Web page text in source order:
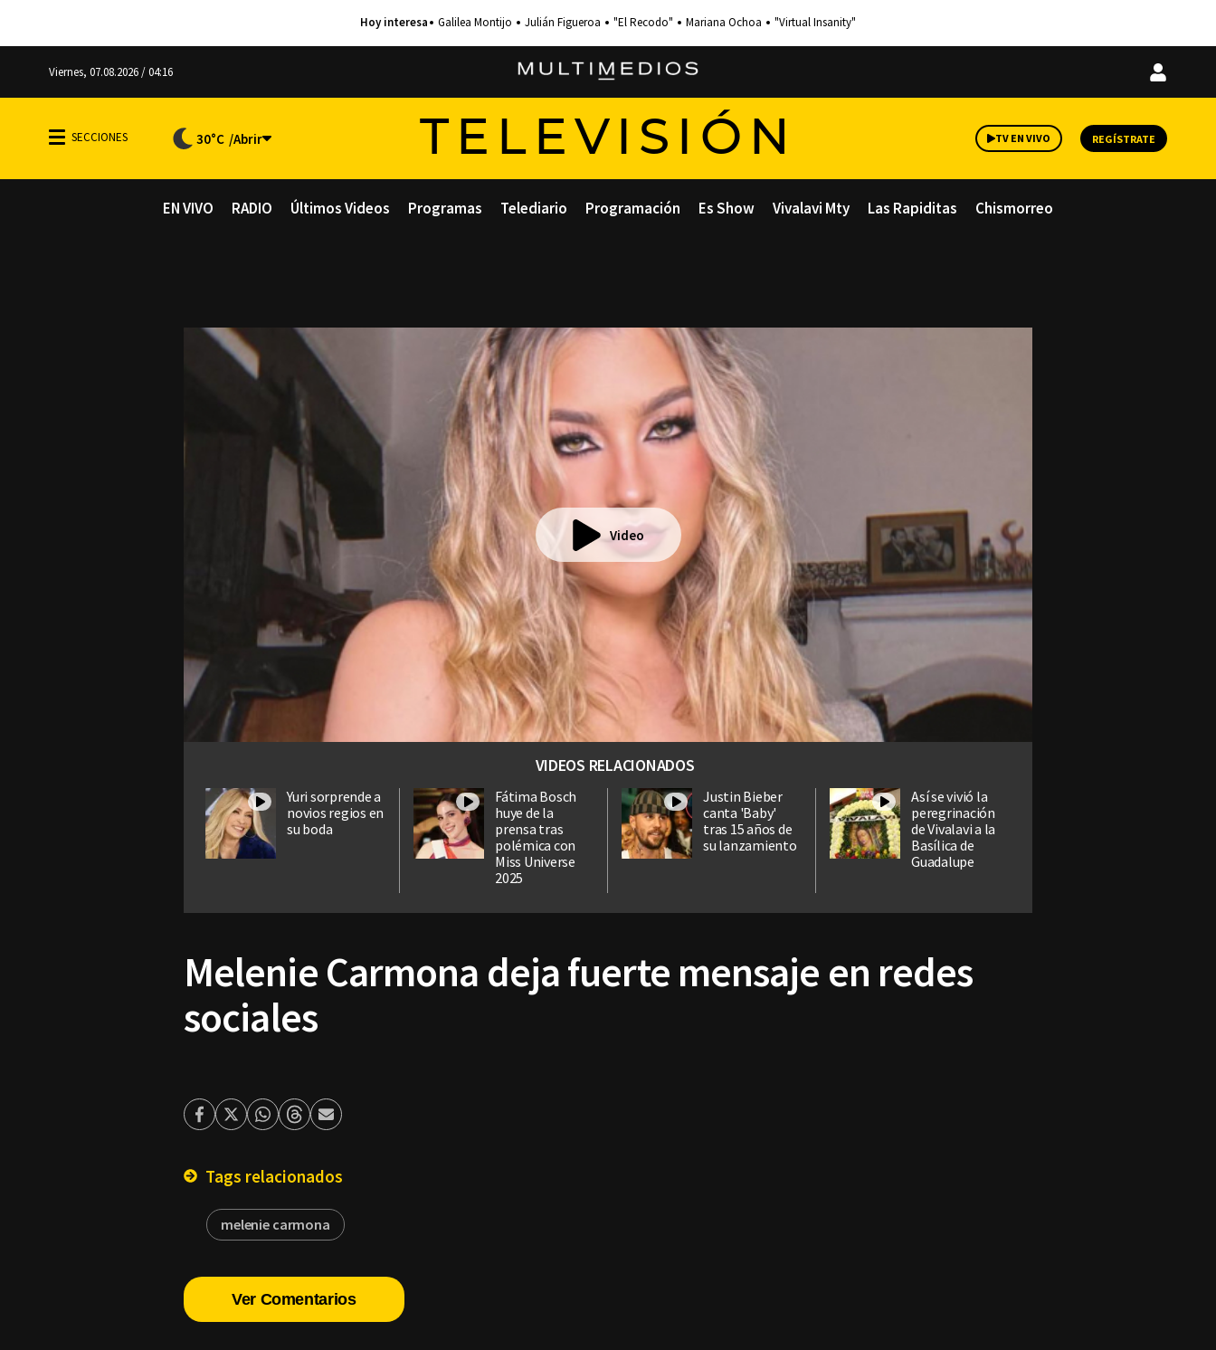
Galilea Montijo Julián Figueroa "El Recodo" Mariana Ochoa "Virtual Insanity"
Viernes, 07.08.2026 / 04:16
Iniciar
30°C TELEVISIÓN TV EN VIVO REGÍSTRATE
EN VIVO RADIO Últimos Videos Programas Telediario Programación Es Show Vivalavi Mty Las Rapiditas Chismorreo
Video
VIDEOS RELACIONADOS
Yuri sorprende a
novios regios en
su boda
Fátima Bosch
huye de la
prensa tras
polémica con
Miss Universe
2025
Justin Bieber
canta 'Baby'
tras 15 años de
su lanzamiento
Así se vivió la
peregrinación
de Vivalavi a la
Basílica de
Guadalupe
Melenie Carmona deja fuerte mensaje en redes
sociales
Facebook
TwitterWhatsapp
ThreadsEnviar
Tags relacionados
melenie carmona
Ver Comentarios